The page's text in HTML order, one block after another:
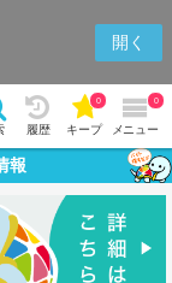
開く
履歴 キープ
0
メニュー
0
報